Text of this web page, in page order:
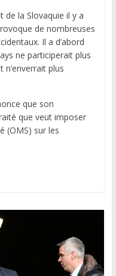
de la Slovaquie il y a
de nombreuses
Il a d’abord
ne participerait plus
n’enverrait plus
que son
que veut imposer
(OMS) sur les